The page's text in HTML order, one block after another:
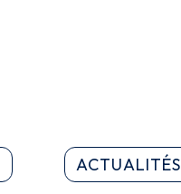
ACTUALITÉS